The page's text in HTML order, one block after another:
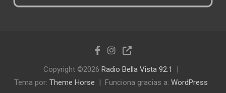
Copyright ©2026 Radio Bella Vista 92.1
Tema por: Theme Horse Funciona gracias a: WordPress